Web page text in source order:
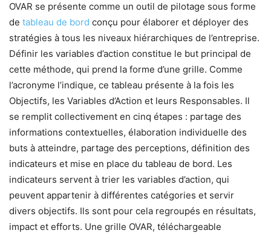
OVAR se présente comme un outil de pilotage sous forme
de tableau de bord conçu pour élaborer et déployer des
stratégies à tous les niveaux hiérarchiques de l’entreprise.
Définir les variables d’action constitue le but principal de
cette méthode, qui prend la forme d’une grille. Comme
l’acronyme l’indique, ce tableau présente à la fois les
Objectifs, les Variables d’Action et leurs Responsables. Il
se remplit collectivement en cinq étapes : partage des
informations contextuelles, élaboration individuelle des
buts à atteindre, partage des perceptions, définition des
indicateurs et mise en place du tableau de bord. Les
indicateurs servent à trier les variables d’action, qui
peuvent appartenir à différentes catégories et servir
divers objectifs. Ils sont pour cela regroupés en résultats,
impact et efforts. Une grille OVAR, téléchargeable